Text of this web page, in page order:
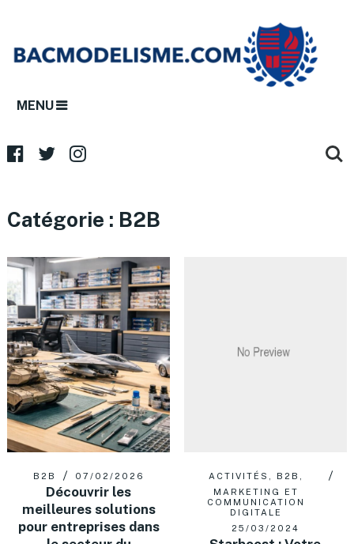
MENU
Catégorie : B2B
B2B 07/02/2026
Découvrir les
meilleures solutions
pour entreprises dans
ACTIVITÉS , B2B ,
MARKETING ET
COMMUNICATION
DIGITALE
25/03/2024